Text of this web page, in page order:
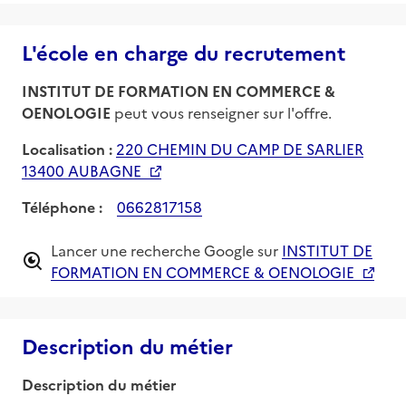
L'école en charge du recrutement
INSTITUT DE FORMATION EN COMMERCE &
OENOLOGIE peut vous renseigner sur l'offre.
Localisation : 220 CHEMIN DU CAMP DE SARLIER
13400 AUBAGNE
Téléphone :
0662817158
Lancer une recherche Google sur INSTITUT DE
FORMATION EN COMMERCE & OENOLOGIE
Description du métier
Description du métier